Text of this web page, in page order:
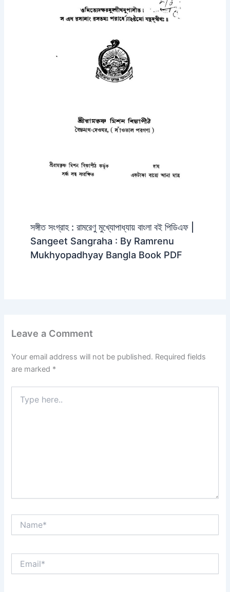
সঙ্গীত সংগ্রাহ : রামরেণু মুখ্যোপাধ্যায় বাংলা বই পিডিএফ |
Sangeet Sangraha : By Ramrenu
Mukhyopadhyay Bangla Book PDF
Leave a Comment
Your email address will not be published. Required fields
are marked *
here..